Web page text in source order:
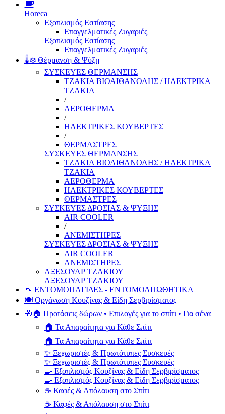
Horeca
Εξοπλισμός Εστίασης
Επαγγελματικές Ζυγαριές
Εξοπλισμός Εστίασης
Επαγγελματικές Ζυγαριές
🌡️❄️ Θέρμανση & Ψύξη
ΣΥΣΚΕΥΕΣ ΘΕΡΜΑΝΣΗΣ
ΤΖΑΚΙΑ ΒΙΟΑΙΘΑΝΟΛΗΣ / ΗΛΕΚΤΡΙΚΑ
ΤΖΑΚΙΑ
/
ΑΕΡΟΘΕΡΜΑ
/
ΗΛΕΚΤΡΙΚΕΣ ΚΟΥΒΕΡΤΕΣ
/
ΘΕΡΜΑΣΤΡΕΣ
ΣΥΣΚΕΥΕΣ ΘΕΡΜΑΝΣΗΣ
ΤΖΑΚΙΑ ΒΙΟΑΙΘΑΝΟΛΗΣ / ΗΛΕΚΤΡΙΚΑ
ΤΖΑΚΙΑ
ΑΕΡΟΘΕΡΜΑ
ΗΛΕΚΤΡΙΚΕΣ ΚΟΥΒΕΡΤΕΣ
ΘΕΡΜΑΣΤΡΕΣ
ΣΥΣΚΕΥΕΣ ΔΡΟΣΙΑΣ & ΨΥΞΗΣ
AIR COOLER
/
ΑΝΕΜΙΣΤΗΡΕΣ
ΣΥΣΚΕΥΕΣ ΔΡΟΣΙΑΣ & ΨΥΞΗΣ
AIR COOLER
ΑΝΕΜΙΣΤΗΡΕΣ
ΑΞΕΣΟΥΑΡ ΤΖΑΚΙΟΥ
ΑΞΕΣΟΥΑΡ ΤΖΑΚΙΟΥ
🦟 ΕΝΤΟΜΟΠΑΓΙΔΕΣ - ΕΝΤΟΜΟΑΠΩΘΗΤΙΚΑ
🍽️ Οργάνωση Κουζίνας & Είδη Σερβιρίσματος
🎁🏠 Προτάσεις δώρων • Επιλογές για το σπίτι • Για σένα
🏠 Τα Απαραίτητα για Κάθε Σπίτι
🏠 Τα Απαραίτητα για Κάθε Σπίτι
✨ Ξεχωριστές & Πρωτότυπες Συσκευές
✨ Ξεχωριστές & Πρωτότυπες Συσκευές
🍳 Εξοπλισμός Κουζίνας & Είδη Σερβιρίσματος
🍳 Εξοπλισμός Κουζίνας & Είδη Σερβιρίσματος
☕ Καφές & Απόλαυση στο Σπίτι
☕ Καφές & Απόλαυση στο Σπίτι